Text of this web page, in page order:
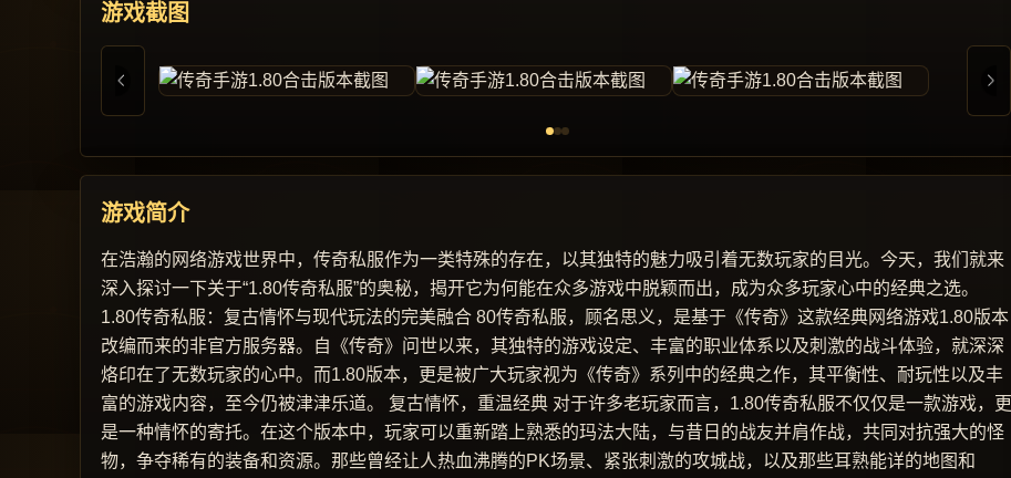
游戏截图
游戏简介
在浩瀚的网络游戏世界中，传奇私服作为一类特殊的存在，以其独特的魅力吸引着无数玩家的目光。今天，我们就来
深入探讨一下关于“1.80传奇私服”的奥秘，揭开它为何能在众多游戏中脱颖而出，成为众多玩家心中的经典之选。
1.80传奇私服：复古情怀与现代玩法的完美融合 80传奇私服，顾名思义，是基于《传奇》这款经典网络游戏1.80版本
改编而来的非官方服务器。自《传奇》问世以来，其独特的游戏设定、丰富的职业体系以及刺激的战斗体验，就深深
烙印在了无数玩家的心中。而1.80版本，更是被广大玩家视为《传奇》系列中的经典之作，其平衡性、耐玩性以及丰
富的游戏内容，至今仍被津津乐道。 复古情怀，重温经典 对于许多老玩家而言，1.80传奇私服不仅仅是一款游戏，更
是一种情怀的寄托。在这个版本中，玩家可以重新踏上熟悉的玛法大陆，与昔日的战友并肩作战，共同对抗强大的怪
物，争夺稀有的装备和资源。那些曾经让人热血沸腾的PK场景、紧张刺激的攻城战，以及那些耳熟能详的地图和